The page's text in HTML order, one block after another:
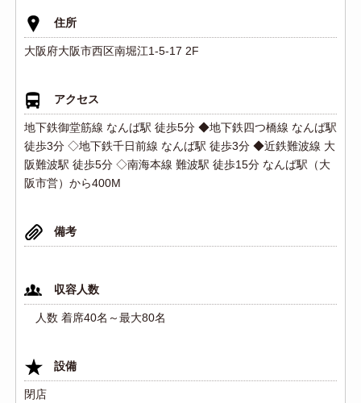
住所
大阪府大阪市西区南堀江1-5-17 2F
アクセス
地下鉄御堂筋線 なんば駅 徒歩5分 ◆地下鉄四つ橋線 なんば駅
徒歩3分 ◇地下鉄千日前線 なんば駅 徒歩3分 ◆近鉄難波線 大
阪難波駅 徒歩5分 ◇南海本線 難波駅 徒歩15分 なんば駅（大
阪市営）から400M
備考
収容人数
人数 着席40名～最大80名
設備
閉店